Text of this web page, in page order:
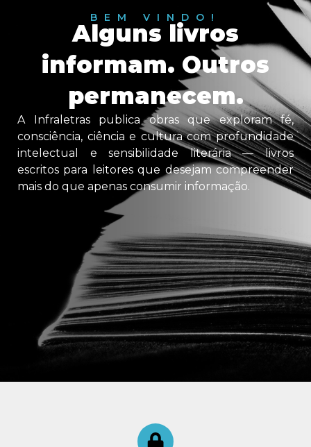
BEM VINDO!
Alguns livros
informam. Outros
permanecem.
A Infraletras publica obras que exploram fé,
consciência, ciência e cultura com profundidade
intelectual e sensibilidade literária — livros
escritos para leitores que desejam compreender
mais do que apenas consumir informação.